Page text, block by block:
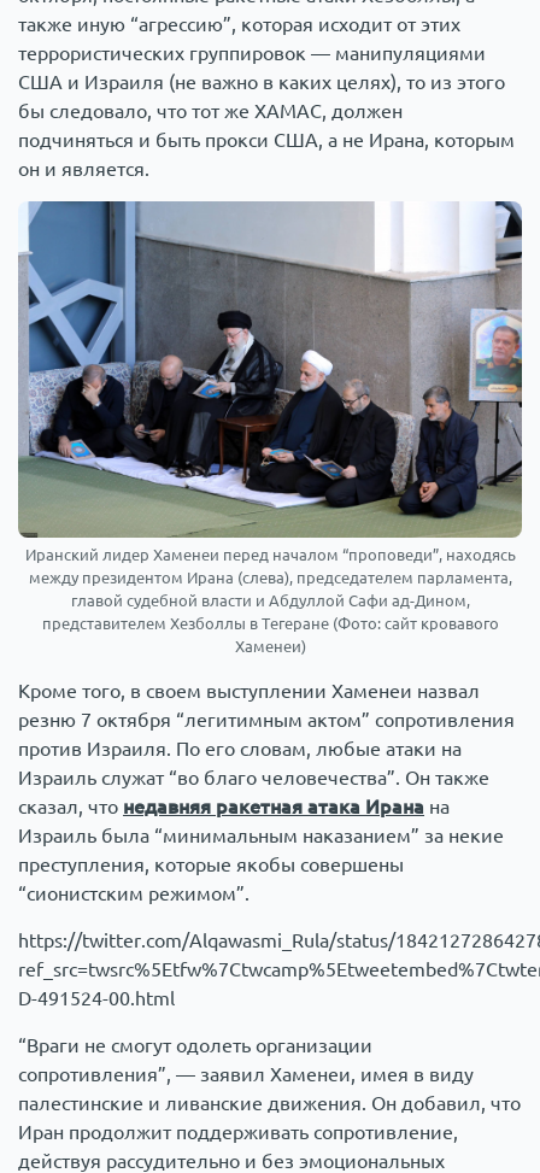
также иную “агрессию”, которая исходит от этих
террористических группировок — манипуляциями
США и Израиля (не важно в каких целях), то из этого
бы следовало, что тот же ХАМАС, должен
подчиняться и быть прокси США, а не Ирана, которым
он и является.
Иранский лидер Хаменеи перед началом “проповеди”, находясь
между президентом Ирана (слева), председателем парламента,
главой судебной власти и Абдуллой Сафи ад-Дином,
представителем Хезболлы в Тегеране (Фото: сайт кровавого
Хаменеи)
Кроме того, в своем выступлении Хаменеи назвал
резню 7 октября “легитимным актом” сопротивления
против Израиля. По его словам, любые атаки на
Израиль служат “во благо человечества”. Он также
сказал, что недавняя ракетная атака Ирана на
Израиль была “минимальным наказанием” за некие
преступления, которые якобы совершены
“сионистским режимом”.
https://twitter.com/Alqawasmi_Rula/status/
D-491524-00.html
“Враги не смогут одолеть организации
сопротивления”, — заявил Хаменеи, имея в виду
палестинские и ливанские движения. Он добавил, что
Иран продолжит поддерживать сопротивление,
действуя рассудительно и без эмоциональных